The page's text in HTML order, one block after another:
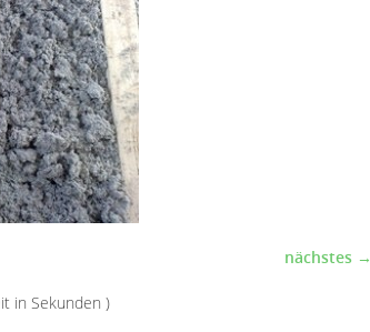
nächstes →
in Sekunden )